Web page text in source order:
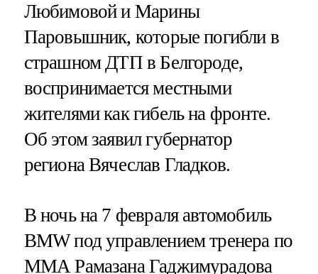
Любимовой и Марины
Паровышник, которые погибли в
страшном ДТП в Белгороде,
воспринимается местными
жителями как гибель на фронте.
Об этом заявил губернатор
региона Вячеслав Гладков.
В ночь на 7 февраля автомобиль
BMW под управлением тренера по
ММА Рамазана Гаджимурадова